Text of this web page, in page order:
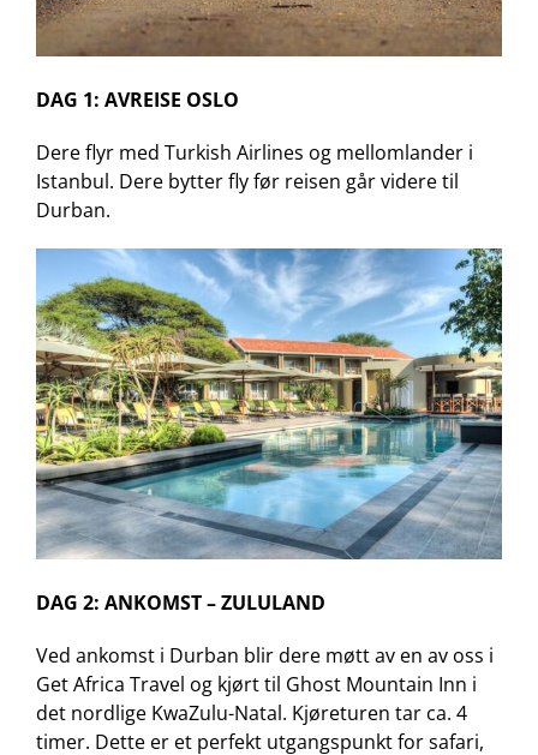
DAG 1: AVREISE OSLO
Dere flyr med Turkish Airlines og mellomlander i
Istanbul. Dere bytter fly før reisen går videre til
Durban.
DAG 2: ANKOMST – ZULULAND
Ved ankomst i Durban blir dere møtt av en av oss i
Get Africa Travel og kjørt til Ghost Mountain Inn i
det nordlige KwaZulu-Natal. Kjøreturen tar ca. 4
timer. Dette er et perfekt utgangspunkt for safari,